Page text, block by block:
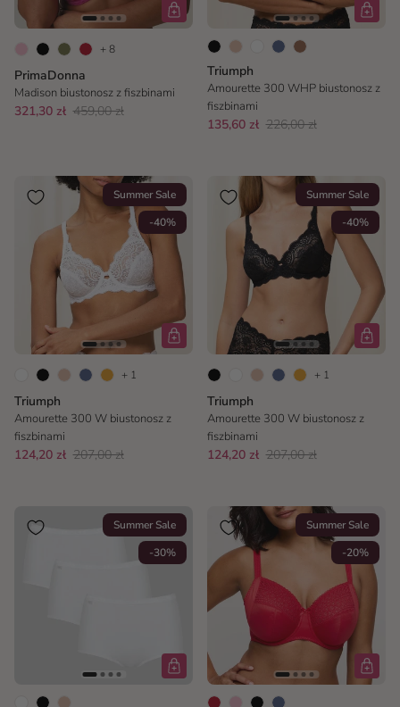
+ 8
PrimaDonna
Madison biustonosz z fiszbinami
321,30 zł 459,00 zł
Triumph
Amourette 300 WHP biustonosz z
fiszbinami
135,60 zł 226,00 zł
Summer Sale
-40%
+ 1
Triumph
Amourette 300 W biustonosz z
fiszbinami
124,20 zł 207,00 zł
Summer Sale
-40%
+ 1
Triumph
Amourette 300 W biustonosz z
fiszbinami
124,20 zł 207,00 zł
Summer Sale
-30%
Summer Sale
-20%